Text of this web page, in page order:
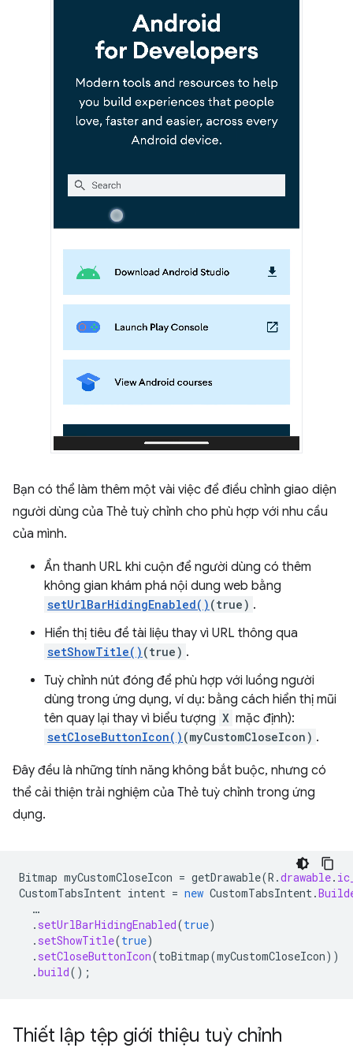
Bạn có thể làm thêm một vài việc để điều chỉnh giao diện
người dùng của Thẻ tuỳ chỉnh cho phù hợp với nhu cầu
của mình.
Ẩn thanh URL khi cuộn để người dùng có thêm
không gian khám phá nội dung web bằng
setUrlBarHidingEnabled() (true) .
Hiển thị tiêu đề tài liệu thay vì URL thông qua
setShowTitle() (true) .
Tuỳ chỉnh nút đóng để phù hợp với luồng người
dùng trong ứng dụng, ví dụ: bằng cách hiển thị mũi
tên quay lại thay vì biểu tượng X mặc định):
setCloseButtonIcon() (myCustomCloseIcon) .
Đây đều là những tính năng không bắt buộc, nhưng có
thể cải thiện trải nghiệm của Thẻ tuỳ chỉnh trong ứng
dụng.
Bitmap myCustomCloseIcon = getDrawable(R .drawable.
CustomTabsIntent intent = new CustomTabsIntent.
…
. setUrlBarHidingEnabled(true)
. setShowTitle(true)
. setCloseButtonIcon(toBitmap(myCustomCloseIcon))
.build();
Thiết lập tệp giới thiệu tuỳ chỉnh